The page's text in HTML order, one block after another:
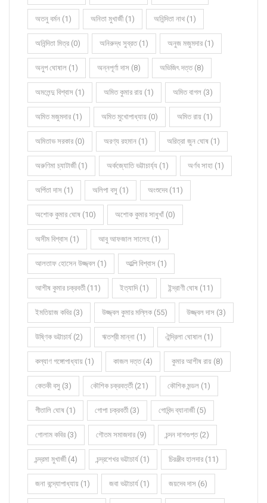
অতনু বর্মন (1) অনিতা মুখার্জী (1) অনিন্দিতা নাথ (1)
অনিন্দিতা মিত্র (0) অনিরুদ্ধ সুব্রত (1) অনুজ মজুমদার (1)
অনুপ ঘোষাল (1) অন্নপূর্ণা দাস (8) অভিজিৎ দত্ত (8)
অমলেন্দু বিশ্বাস (1) অমিত কুমার রায় (1) অমিত বাগল (3)
অমিত মজুমদার (1) অমিত মুখোপাধ্যায় (0) অমিত রায় (1)
অমিতাভ সরকার (0) অরণ্য রহমান (1) অরিত্রা জুন ঘোষ (1)
অরুণিমা চ্যাটার্জী (1) অর্কজ্যোতি ভট্টাচার্য্য (1) অর্ণব সাহা (1)
অর্পিতা দাস (1) অলিপা বসু (1) অংশুদেব (11)
অশোক কুমার ঘোষ (10) অশোক কুমার সাধুখাঁ (0)
অসীম বিশ্বাস (1) আবু আফজাল সালেহ (1)
আলতাফ হোসেন উজ্জ্বল (1) আল্পি বিশ্বাস (1)
আশীষ কুমার চক্রবর্তী (11) ইত্যাদি (1) ইন্দ্রাণী ঘোষ (11)
ইমতিয়াজ কবির (3) উজ্জ্বল কুমার মল্লিক (55) উজ্জ্বল দাস (3)
উষ্ণিক ভট্টাচার্য (2) ঋতশ্রী মান্না (1) ঐন্দ্রিলা ঘোষাল (1)
কল্যাণ গঙ্গোপাধ্যায় (1) কাজল দত্ত (4) কুমার আশীষ রায় (8)
কেতকী বসু (3) কৌশিক চক্রবর্ত্তী (21) কৌশিক মন্ডল (1)
গীতালি ঘোষ (1) গোপা চক্রবর্তী (3) গোবিন্দ ব্যানার্জী (5)
গোলাম কবির (3) গৌতম সমাজদার (9) চন্দন দাশগুপ্ত (2)
চন্দ্রমা মুখার্জী (4) চন্দ্রশেখর ভট্টাচার্য (1) চিরঞ্জীব হালদার (11)
জনা বন্দ্যোপাধ্যায় (1) জবা ভট্টাচার্য (1) জয়দেব দাস (6)